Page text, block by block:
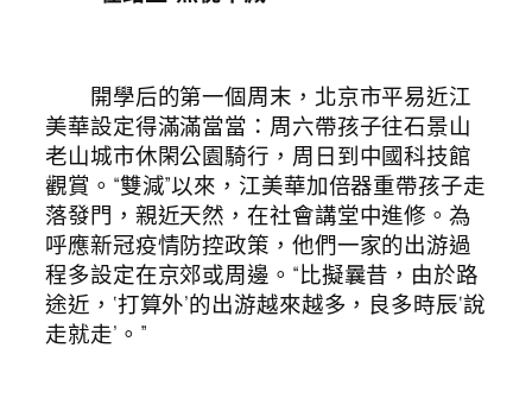
開學后的第一個周末，北京市平易近江
美華設定得滿滿當當：周六帶孩子往石景山
老山城市休閑公園騎行，周日到中國科技館
觀賞。“雙減”以來，江美華加倍器重帶孩子走
落發門，親近天然，在社會講堂中進修。為
呼應新冠疫情防控政策，他們一家的出游過
程多設定在京郊或周邊。“比擬曩昔，由於路
途近，‘打算外’的出游越來越多，良多時辰‘說
走就走’。”